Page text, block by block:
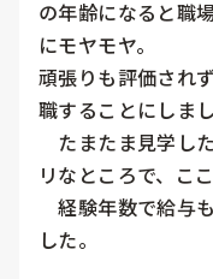
の年齢になると職
にモヤモヤ。
頑張りも評価され
職することにしまし
たまたま見学し
リなところで、こ
経験年数で給与
した。